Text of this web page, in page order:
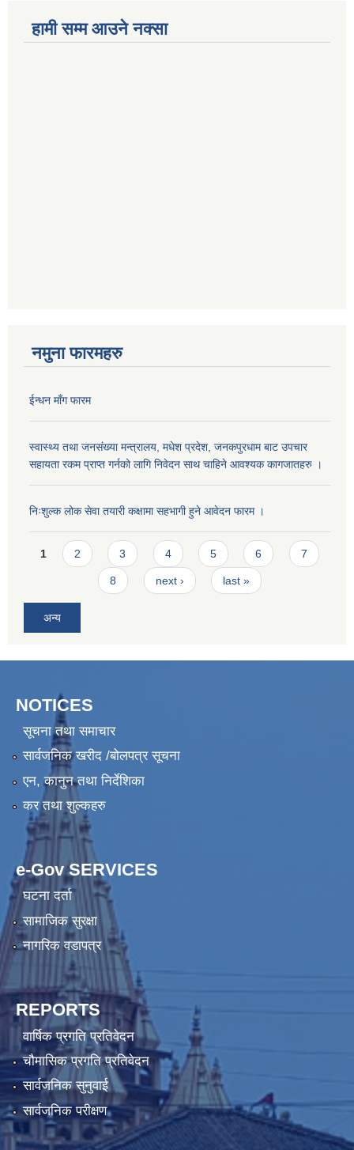
हामी सम्म आउने नक्सा
नमुना फारमहरु
ईन्धन माँग फारम
स्वास्थ्य तथा जनसंख्या मन्त्रालय, मधेश प्रदेश, जनकपुरधाम बाट उपचार
सहायता रकम प्राप्त गर्नको लागि निवेदन साथ चाहिने आवश्यक कागजातहरु ।
निःशुल्क लोक सेवा तयारी कक्षामा सहभागी हुने आवेदन फारम ।
Pages
1 2 3 4 5 6 7
8 next › last »
अन्य
NOTICES
सूचना तथा समाचार
सार्वजनिक खरीद /बोलपत्र सूचना
एन, कानुन तथा निर्देशिका
कर तथा शुल्कहरु
e-Gov SERVICES
घटना दर्ता
सामाजिक सुरक्षा
नागरिक वडापत्र
REPORTS
वार्षिक प्रगति प्रतिवेदन
चौमासिक प्रगति प्रतिवेदन
सार्वजनिक सुनुवाई
सार्वजनिक परीक्षण